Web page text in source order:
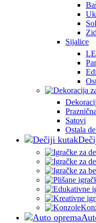
Sijalice
Satovi
Ostala